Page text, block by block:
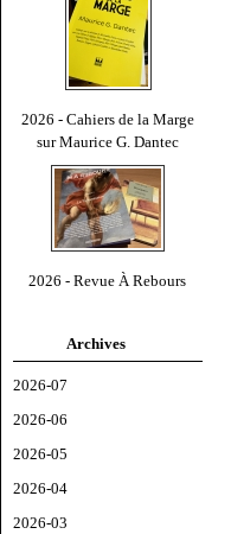
2026 - Cahiers de la Marge
sur Maurice G. Dantec
2026 - Revue À Rebours
Archives
2026-07
2026-06
2026-05
2026-04
2026-03